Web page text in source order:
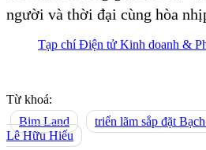
người và thời đại cùng hòa
Tạp chí Điện tử Kinh doanh &
Từ khoá:
Bim Land
triển lãm sắp đặt
Lê Hữu Hiếu